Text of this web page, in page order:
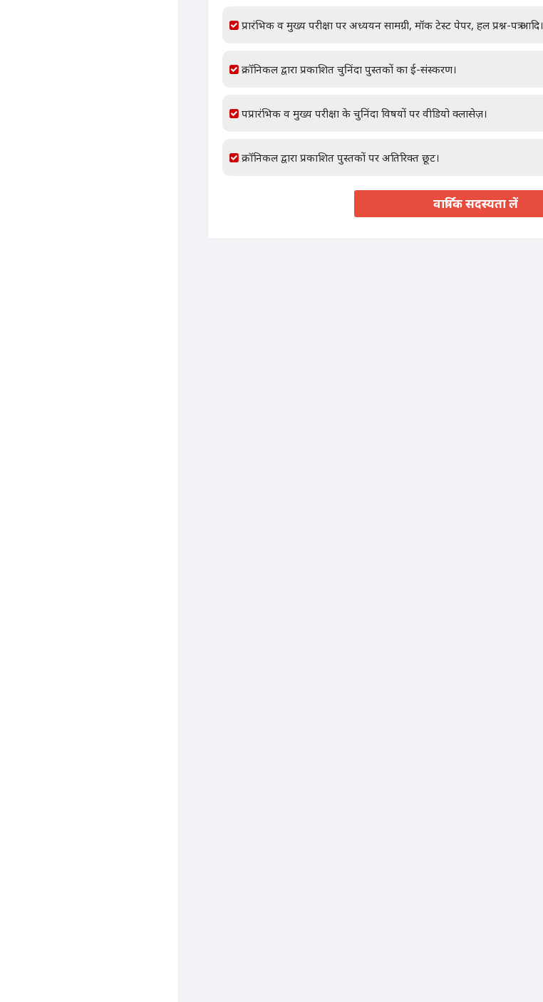
प्रारंभिक व मुख्य परीक्षा पर अध्ययन सामग्री, मॉक टेस्ट पेपर, हल प्रश्न-पत्र आदि।
क्रॉनिकल द्वारा प्रकाशित चुनिंदा पुस्तकों का ई-संस्करण।
पप्रारंभिक व मुख्य परीक्षा के चुनिंदा विषयों पर वीडियो क्लासेज़।
क्रॉनिकल द्वारा प्रकाशित पुस्तकों पर अतिरिक्त छूट।
वार्षिक सदस्यता लें